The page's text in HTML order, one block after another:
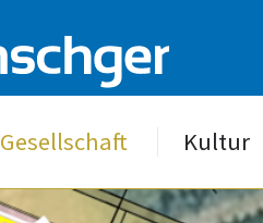
Gesellschaft Kultur